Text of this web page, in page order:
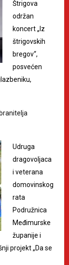
Štrigova
održan
koncert „Iz
štrigovskih
bregov“,
posvećen
Udruga
dragovoljaca
i veterana
domovinskog
rata
Podružnica
Međimurske
županije i
projekt „Da se